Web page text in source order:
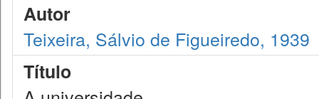
Autor
Teixeira, Sálvio de Figueiredo, 1939
Título